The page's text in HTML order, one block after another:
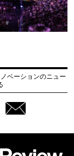
ベーションのニュー